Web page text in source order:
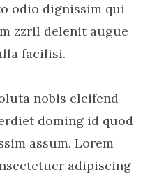
odio dignissim qui
zzril delenit augue
facilisi.
nobis eleifend
doming id quod
assum. Lorem
adipiscing